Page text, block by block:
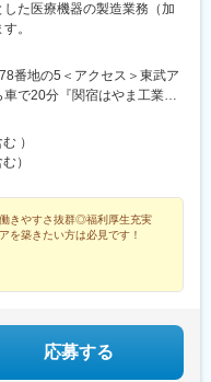
た医療機器の製造業務（加
。
番地の5＜アクセス＞東武ア
で20分『関宿はやま工業団
）
）
きやすさ抜群◎福利厚生充実
を築きたい方は必見です！
応募する